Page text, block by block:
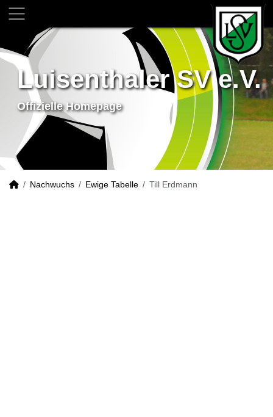
Luisenthaler SV e.V.
Offizielle Homepage
Nachwuchs Ewige Tabelle Till Erdmann